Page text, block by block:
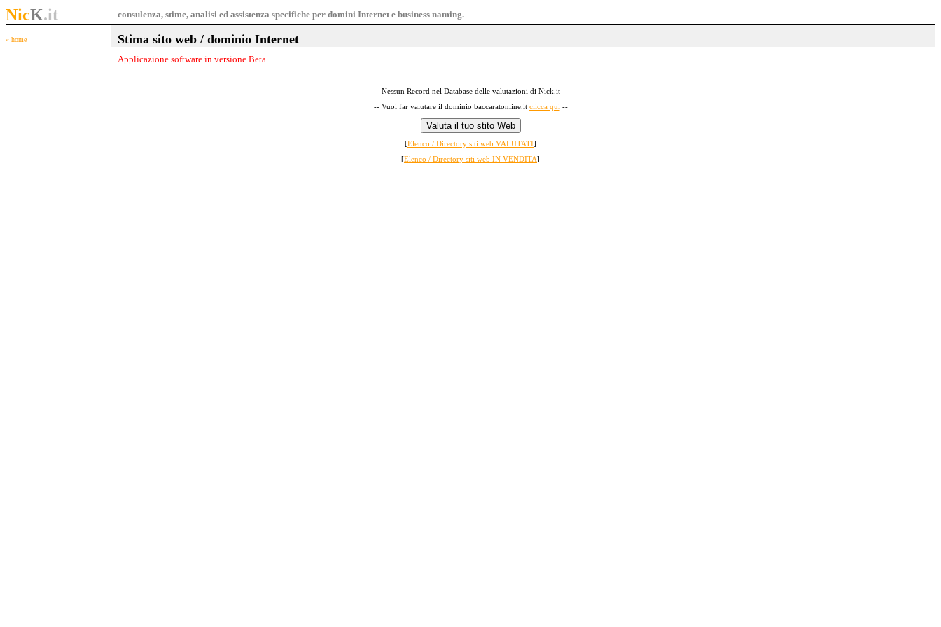
NicK.it consulenza, stime, analisi ed assistenza specifiche per domini Internet e business naming.
« home Stima sito web / dominio Internet
Applicazione software in versione Beta
-- Nessun Record nel Database delle valutazioni di Nick.it --
-- Vuoi far valutare il dominio baccaratonline.it clicca qui --
[Elenco / Directory siti web VALUTATI]
[Elenco / Directory siti web IN VENDITA]